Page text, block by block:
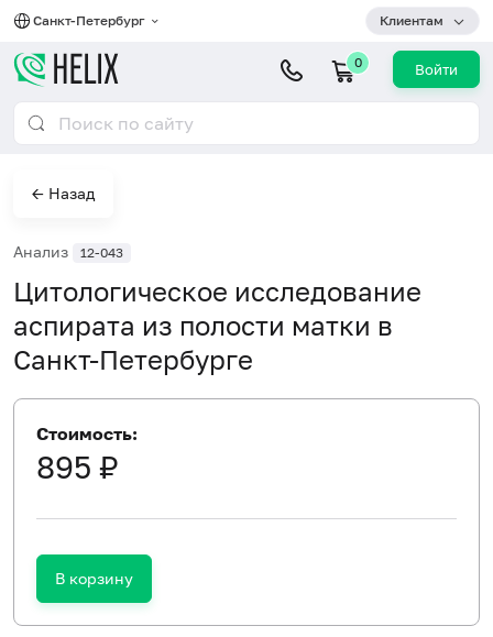
Санкт-Петербург Клиентам
0 Войти
← Назад
Анализ 12-043
Цитологическое исследование
аспирата из полости матки в
Санкт-Петербурге
Стоимость:
895 ₽
В корзину